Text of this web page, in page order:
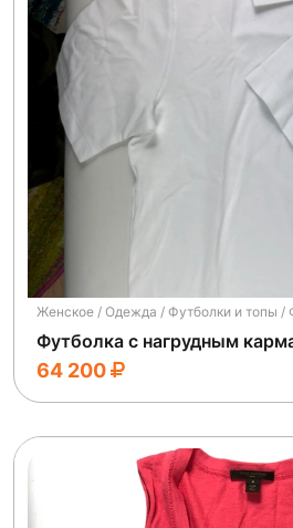
Женское / Одежда / Футболки и топы /
Футболка с нагрудным
64 200